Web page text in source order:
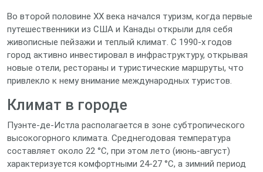
Во второй половине XX века начался туризм, когда первые
путешественники из США и Канады открыли для себя
живописные пейзажи и теплый климат. С 1990‑х годов
город активно инвестировал в инфраструктуру, открывая
новые отели, рестораны и туристические маршруты, что
привлекло к нему внимание международных туристов.
Климат в городе
Пуэнте-де-Истла располагается в зоне субтропического
высокогорного климата. Среднегодовая температура
составляет около 22 °C, при этом лето (июнь‑август)
характеризуется комфортными 24‑27 °C, а зимний период